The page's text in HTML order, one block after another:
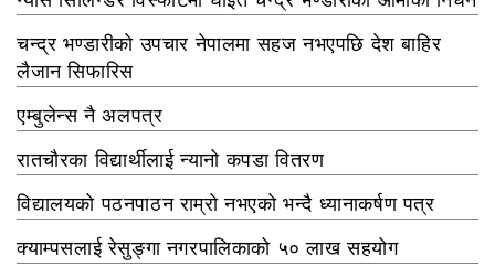
चन्द्र भण्डारीको उपचार नेपालमा सहज नभएपछि देश बाहिर
लैजान सिफारिस
एम्बुलेन्स नै अलपत्र
रातचौरका विद्यार्थीलाई न्यानो कपडा वितरण
विद्यालयको पठनपाठन राम्रो नभएको भन्दै ध्यानाकर्षण पत्र
क्याम्पसलाई रेसुङ्गा नगरपालिकाको ५० लाख सहयोग